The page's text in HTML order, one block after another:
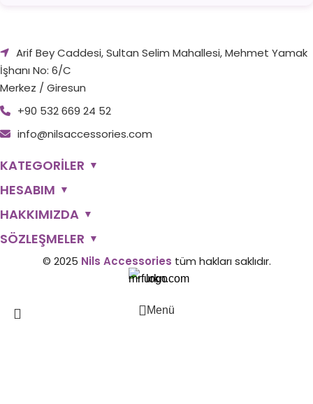
Arif Bey Caddesi, Sultan Selim Mahallesi, Mehmet Yamak
İşhanı No: 6/C
Merkez / Giresun
+90 532 669 24 52
info@nilsaccessories.com
KATEGORİLER ▼
HESABIM ▼
HAKKIMIZDA ▼
SÖZLEŞMELER ▼
© 2025 Nils Accessories tüm hakları saklıdır.
Menü